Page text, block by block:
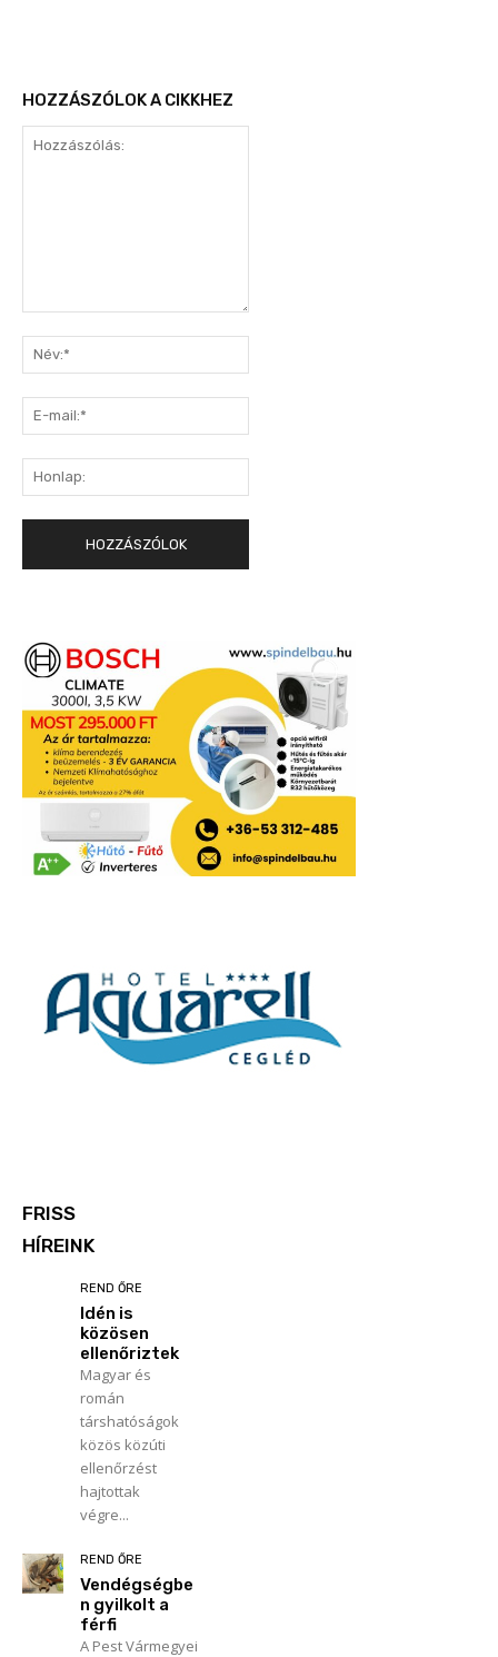
HOZZÁSZÓLOK A CIKKHEZ
mail:*
FRISS
HÍREINK
REND ŐRE
Idén is
közösen
ellenőriztek
Magyar és
román
társhatóságok
közös közúti
ellenőrzést
hajtottak
végre...
REND ŐRE
Vendégségbe
n gyilkolt a
férfi
A Pest Vármegyei